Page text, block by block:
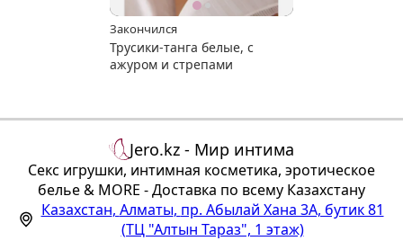
Закончился
Трусики-танга белые, с
ажуром и стрепами
Jero.kz - Мир интима
Секс игрушки, интимная косметика, эротическое
белье & MORE - Доставка по всему Казахстану
Казахстан, Алматы, пр. Абылай Хана 3А, бутик 81
(ТЦ "Алтын Тараз", 1 этаж)